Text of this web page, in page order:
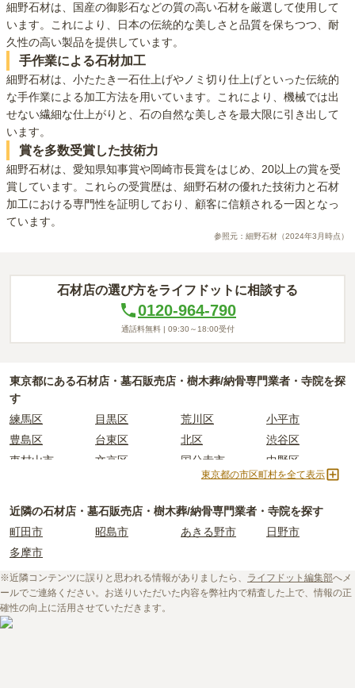
細野石材は、国産の御影石などの質の高い石材を厳選して使用して
います。これにより、日本の伝統的な美しさと品質を保ちつつ、耐
久性の高い製品を提供しています。
手作業による石材加工
細野石材は、小たたき一石仕上げやノミ切り仕上げといった伝統的
な手作業による加工方法を用いています。これにより、機械では出
せない繊細な仕上がりと、石の自然な美しさを最大限に引き出して
います。
賞を多数受賞した技術力
細野石材は、愛知県知事賞や岡崎市長賞をはじめ、20以上の賞を受
賞しています。これらの受賞歴は、細野石材の優れた技術力と石材
加工における専門性を証明しており、顧客に信頼される一因となっ
ています。
参照元： 細野石材 （2024年3月時点）
石材店の選び方をライフドットに相談する
0120-964-790
通話料無料 | 09:30～18:00受付
東京都にある石材店・墓石販売店・樹木葬/納骨専門業者・寺院を探
す
練馬区
目黒区 荒川区
小平市
豊島区
台東区 北区
渋谷区
東村山市
文京区 国分寺市
中野区
東大和市
西東京市
日野市
八王子市 大田区
中央区
多摩市
千代田区
東久留米市
東京都の市区町村を全て表示
近隣の石材店・墓石販売店・樹木葬/納骨専門業者・寺院を探す
町田市
昭島市 あきる野市
日野市
多摩市
※近隣コンテンツに誤りと思われる情報がありましたら、 ライフドット編集部へメ
ールでご連絡ください。お送りいただいた内容を弊社内で精査した上で、情報の正
確性の向上に活用させていただきます。